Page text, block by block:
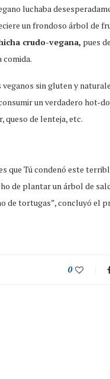
luchaba
un frondoso árbol de
crudo-vegana, pues
comida.
veganos sin gluten y
un verdadero hot-
queso de lenteja, etc.
que Tú condenó este
de plantar un árbol de
de tortugas”, concluyó el
0